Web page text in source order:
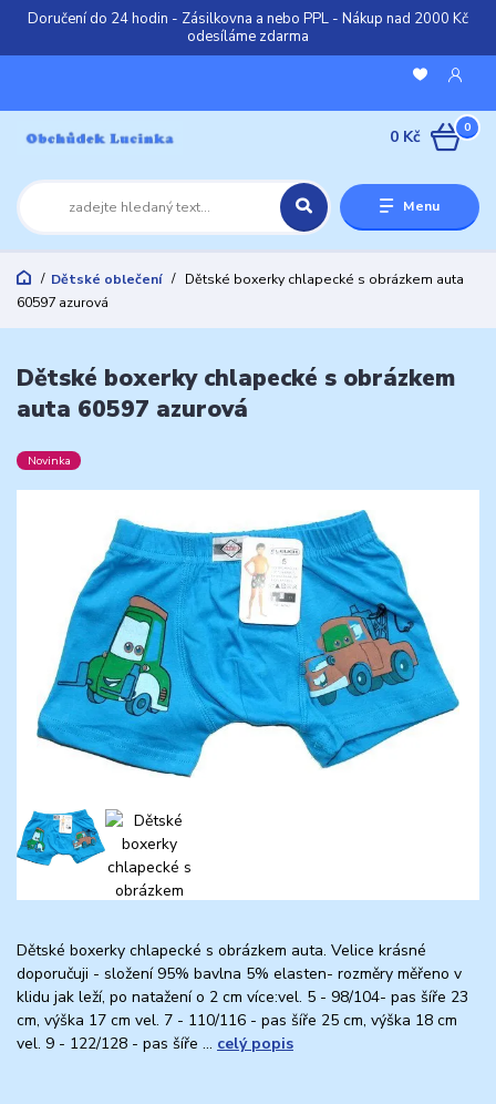
Doručení do 24 hodin - Zásilkovna a nebo PPL - Nákup nad 2000 Kč
odesíláme zdarma
Menu
0
0 Kč
Dětské oblečení
Dětské boxerky chlapecké s obrázkem auta
60597 azurová
Dětské boxerky chlapecké s obrázkem
auta 60597 azurová
Novinka
Dětské boxerky chlapecké s obrázkem auta. Velice krásné
doporučuji - složení 95% bavlna 5% elasten- rozměry měřeno v
klidu jak leží, po natažení o 2 cm více:vel. 5 - 98/104- pas šíře 23
cm, výška 17 cm vel. 7 - 110/116 - pas šíře 25 cm, výška 18 cm
vel. 9 - 122/128 - pas šíře ... celý popis